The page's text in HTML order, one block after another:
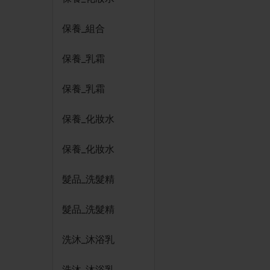
保養_組合
保養_乳霜
保養_乳霜
保養_化妝水
保養_化妝水
髮品_洗髮精
髮品_洗髮精
洗沐_沐浴乳